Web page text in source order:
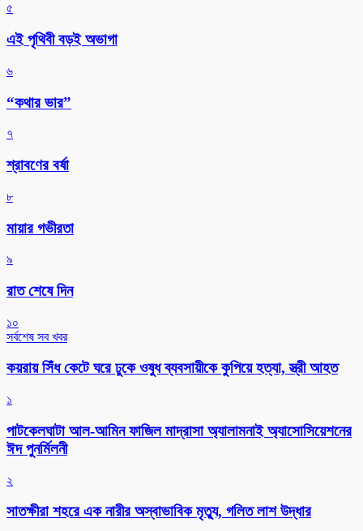
৫
এই পৃথিবী বড়ই অভাগা
৬
“কথার ভার”
৭
শ্রাবণের বর্ষা
৮
মায়ার গভীরতা
৯
রাত শেষে দিন
১০
সর্বশেষ সব খবর
কয়রায় সিঁধ কেটে ঘরে ঢুকে ওষুধ ব্যবসায়ীকে কুপিয়ে হত্যা, স্ত্রী আহত
১
পাটকেলঘাটা আল-আমিন ফাজিল মাদ্রাসা অ্যালামনাই অ্যাসোসিয়েশনের
ঈদ পুনর্মিলনী
২
সাতক্ষীরা শহরে এক নারীর অস্বাভাবিক মৃত্যু, গলিত লাশ উদ্ধার